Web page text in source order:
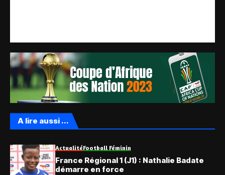
A lire aussi ...
ActualitéFootball Féminin
France Régional 1 (J1) : Nathalie Badate
démarre en force